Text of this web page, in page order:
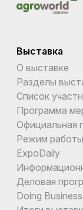
Выставка
О выставке
Разделы
Список
Программа
Официальная
Режим
ExpoDaily
Деловая
Doing